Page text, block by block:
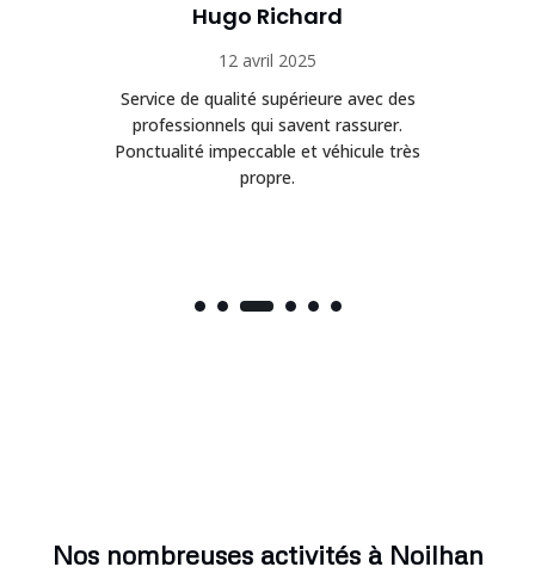
Hugo Richard
12 avril 2025
Service de qualité supérieure avec des
professionnels qui savent rassurer.
Ponctualité impeccable et véhicule très
propre.
Nos nombreuses activités à Noilhan